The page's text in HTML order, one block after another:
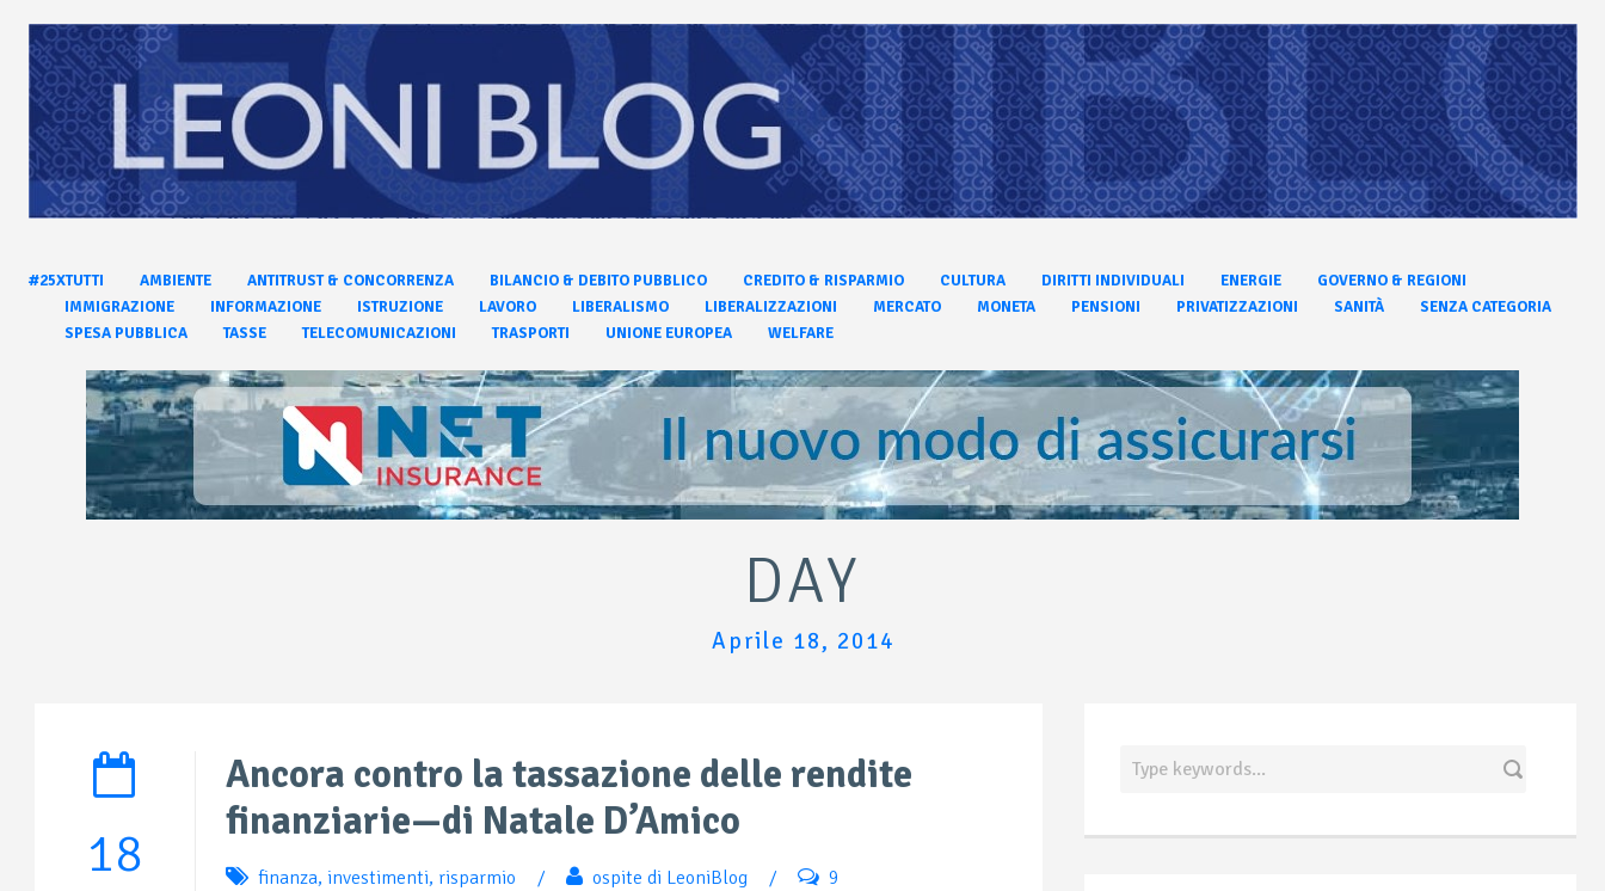
#25XTUTTI AMBIENTE ANTITRUST & CONCORRENZA BILANCIO & DEBITO PUBBLICO CREDITO & RISPARMIO CULTURA DIRITTI INDIVIDUALI ENERGIE
GOVERNO & REGIONI
IMMIGRAZIONE
INFORMAZIONE ISTRUZIONE LAVORO LIBERALISMO LIBERALIZZAZIONI MERCATO MONETA PENSIONI PRIVATIZZAZIONI SANITÀ
SENZA CATEGORIA
SPESA PUBBLICA
TASSE TELECOMUNICAZIONI TRASPORTI UNIONE EUROPEA WELFARE
DAY
Aprile 18, 2014
18
Ancora contro la tassazione delle rendite
finanziarie—di Natale D’Amico
finanza, investimenti, risparmio / ospite di LeoniBlog / 9